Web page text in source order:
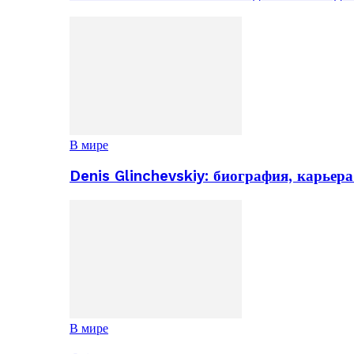
В мире
Denis Glinchevskiy: биография,
В мире